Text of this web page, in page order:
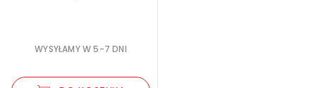
WYSYŁAMY W 5-7 DNI